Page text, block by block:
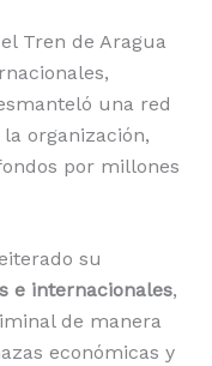
Tren de Aragua
una red
organización,
por millones
su
e internacionales,
de manera
económicas y